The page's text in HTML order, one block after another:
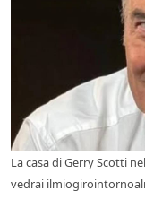
La casa di Gerry Scotti
vedrai